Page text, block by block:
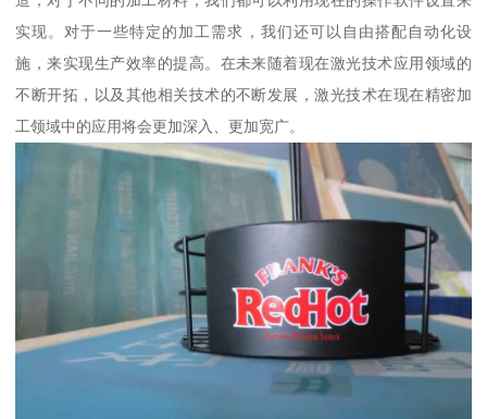
实现。对于一些特定的加工需求，我们还可以自由搭配自动化设
施，来实现生产效率的提高。在未来随着现在激光技术应用领域的
不断开拓，以及其他相关技术的不断发展，激光技术在现在精密加
工领域中的应用将会更加深入、更加宽广。